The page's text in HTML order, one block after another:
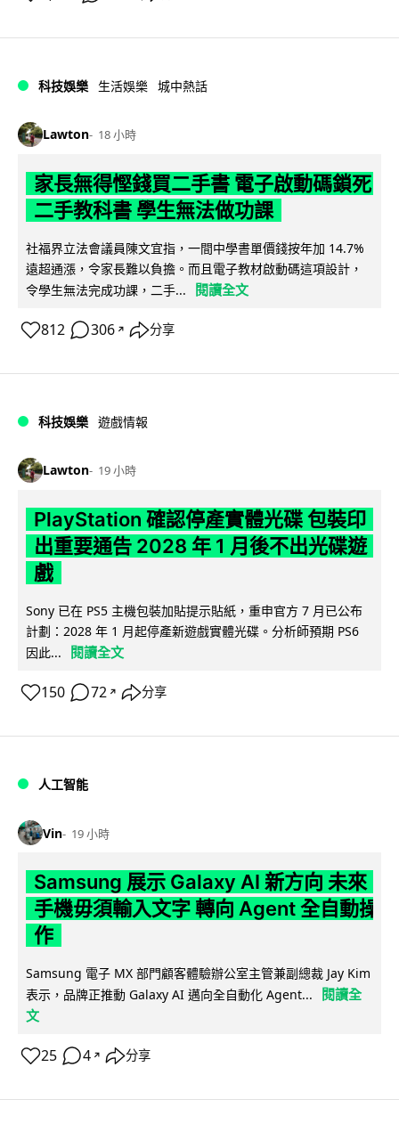
科技娛樂 生活娛樂 城中熱話
Lawton 18 小時
家長無得慳錢買二手書 電子啟動碼鎖死
二手教科書 學生無法做功課
社福界立法會議員陳文宜指，一間中學書單價錢按年加 14.7%
遠超通漲，令家長難以負擔。而且電子教材啟動碼這項設計，
令學生無法完成功課，二手...
閱讀全文
812 306 ↗ 分享
科技娛樂 遊戲情報
Lawton 19 小時
PlayStation 確認停產實體光碟 包裝印
出重要通告 2028 年 1 月後不出光碟遊
戲
Sony 已在 PS5 主機包裝加貼提示貼紙，重申官方 7 月已公布
計劃：2028 年 1 月起停產新遊戲實體光碟。分析師預期 PS6
因此...
閱讀全文
150 72 ↗ 分享
人工智能
Vin 19 小時
Samsung 展示 Galaxy AI 新方向 未來
手機毋須輸入文字 轉向 Agent 全自動操
作
Samsung 電子 MX 部門顧客體驗辦公室主管兼副總裁 Jay Kim
表示，品牌正推動 Galaxy AI 邁向全自動化 Agent...
閱讀全
文
25 4 ↗ 分享